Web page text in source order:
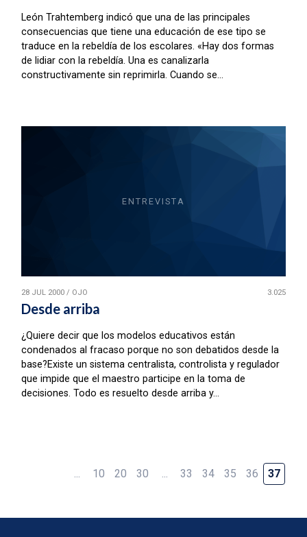
León Trahtemberg indicó que una de las principales
consecuencias que tiene una educación de ese tipo se
traduce en la rebeldía de los escolares. «Hay dos formas
de lidiar con la rebeldía. Una es canalizarla
constructivamente sin reprimirla. Cuando se...
ENTREVISTA
28 JUL 2000/ OJO 3.025
Desde arriba
¿Quiere decir que los modelos educativos están
condenados al fracaso porque no son debatidos desde la
base?Existe un sistema centralista, controlista y regulador
que impide que el maestro participe en la toma de
decisiones. Todo es resuelto desde arriba y...
... 10 20 30 ... 33 34 35 36 37